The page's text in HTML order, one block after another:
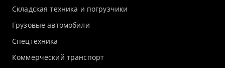
Складская техника и погрузчики
Грузовые автомобили
Спецтехника
Коммерческий транспорт